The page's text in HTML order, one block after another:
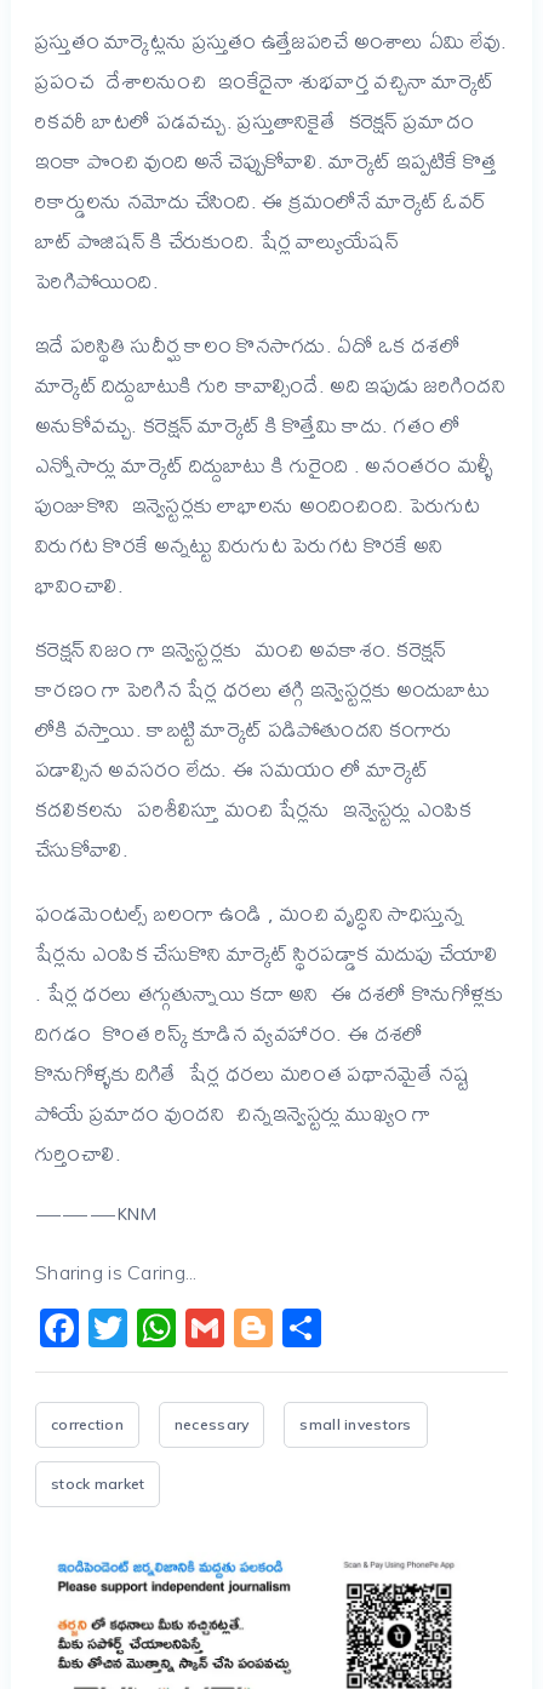
ప్రస్తుతం మార్కెట్లను ప్రస్తుతం ఉత్తేజపరిచే అంశాలు ఏమి లేవు.
ప్రపంచ దేశాలనుంచి ఇంకేదైనా శుభవార్త వచ్చినా మార్కెట్
రికవరీ బాటలో పడవచ్చు. ప్రస్తుతానికైతే కరెక్షన్ ప్రమాదం
ఇంకా పొంచి వుంది అనే చెప్పుకోవాలి. మార్కెట్ ఇప్పటికే కొత్త
రికార్డులను నమోదు చేసింది. ఈ క్రమంలోనే మార్కెట్ ఓవర్
బాట్ పొజిషన్ కి చేరుకుంది. షేర్ల వాల్యుయేషన్
పెరిగిపోయింది.
ఇదే పరిస్థితి సుదీర్ఘ కాలం కొనసాగదు. ఏదో ఒక దశలో
మార్కెట్ దిద్దుబాటుకి గురి కావాల్సిందే. అది ఇపుడు జరిగిందని
అనుకోవచ్చు. కరెక్షన్ మార్కెట్ కి కొత్తేమి కాదు. గతం లో
ఎన్నోసార్లు మార్కెట్ దిద్దుబాటు కి గురైంది . అనంతరం మళ్ళీ
పుంజుకొని ఇన్వెస్టర్లకు లాభాలను అందించింది. పెరుగుట
విరుగట కొరకే అన్నట్టు విరుగుట పెరుగట కొరకే అని
భావించాలి.
కరెక్షన్ నిజం గా ఇన్వెస్టర్లకు మంచి అవకాశం. కరెక్షన్
కారణం గా పెరిగిన షేర్ల ధరలు తగ్గి ఇన్వెస్టర్లకు అందుబాటు
లోకి వస్తాయి. కాబట్టి మార్కెట్ పడిపోతుందని కంగారు
పడాల్సిన అవసరం లేదు. ఈ సమయం లో మార్కెట్
కదలికలను పరిశీలిస్తూ మంచి షేర్లను ఇన్వెస్టర్లు ఎంపిక
చేసుకోవాలి.
ఫండమెంటల్స్ బలంగా ఉండి , మంచి వృద్ధిని సాధిస్తున్న
షేర్లను ఎంపిక చేసుకొని మార్కెట్ స్థిరపడ్డాక మదుపు చేయాలి
. షేర్ల ధరలు తగ్గుతున్నాయి కదా అని ఈ దశలో కొనుగోళ్లకు
దిగడం కొంత రిస్క్ కూడిన వ్యవహారం. ఈ దశలో
కొనుగోళ్ళకు దిగితే షేర్ల ధరలు మరింత పథానమైతే నష్ట
పోయే ప్రమాదం వుందని చిన్నఇన్వెస్టర్లు ముఖ్యం గా
గుర్తించాలి.
———KNM
Sharing is Caring...
Facebook
Twitter
WhatsApp
GmailBlogger
Share
correction necessary small investors
stock market